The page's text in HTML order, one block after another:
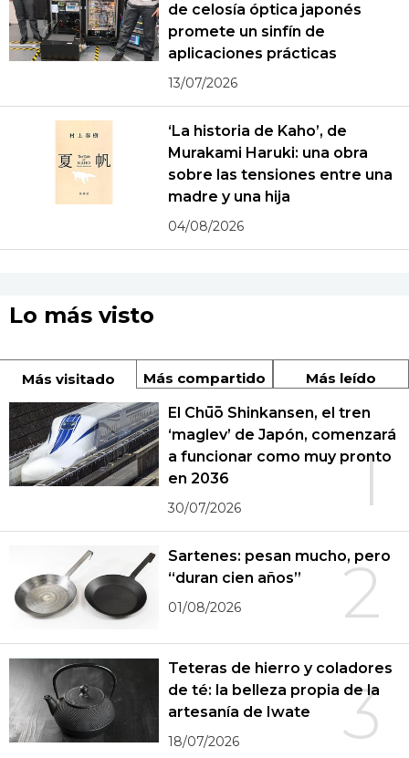
de celosía óptica japonés
promete un sinfín de
aplicaciones prácticas
13/07/2026
‘La historia de Kaho’, de
Murakami Haruki: una obra
sobre las tensiones entre una
madre y una hija
04/08/2026
Lo más visto
Más visitado Más compartido Más leído
1
El Chūō Shinkansen, el tren
‘maglev’ de Japón, comenzará
a funcionar como muy pronto
en 2036
30/07/2026
2
Sartenes: pesan mucho, pero
“duran cien años”
01/08/2026
3
Teteras de hierro y coladores
de té: la belleza propia de la
artesanía de Iwate
18/07/2026